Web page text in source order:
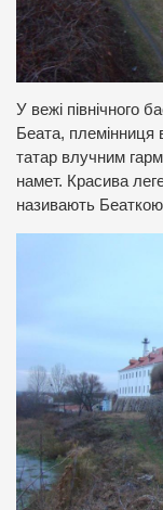
У вежі північного
Беата, племінниця
татар влучним
намет. Красива
називають